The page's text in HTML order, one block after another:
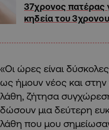
37χρονος πατέρας
κηδεία του
«Οι ώρες είναι
ως ήμουν νέος και στην
λάθη, ζήτησα
δώσουν μια δεύτερη
λάθη που μου